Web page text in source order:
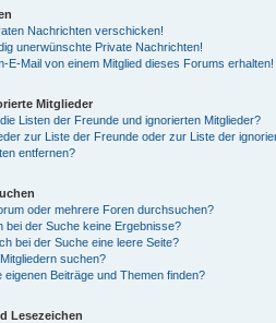
Nachrichten verschicken!
unerwünschte Private Nachrichten!
E-Mail von einem Mitglied dieses Forums erhalten!
Mitglieder
Listen der Freunde und ignorierten Mitglieder?
zur Liste der Freunde oder zur Liste der
entfernen?
oder mehrere Foren durchsuchen?
bei der Suche keine Ergebnisse?
bei der Suche eine leere Seite?
suchen?
eigenen Beiträge und Themen finden?
Lesezeichen